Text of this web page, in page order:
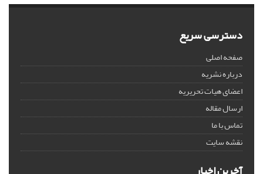
دسترسی سریع
صفحه اصلی
درباره نشریه
اعضای هیات تحریریه
ارسال مقاله
تماس با ما
نقشه سایت